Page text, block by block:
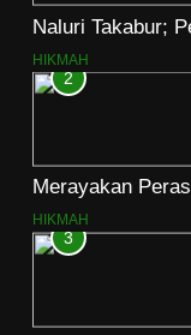
Naluri Takabur;
HIKMAH
2
Merayakan
HIKMAH
3